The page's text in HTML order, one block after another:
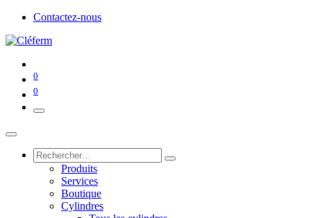
Contactez-nous
0
0
Produits
Services
Boutique
Cylindres